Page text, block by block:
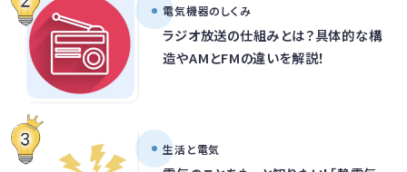
電気機器のしくみ
ラジオ放送の仕組みとは？具体的な構
造やAMとFMの違いを解説！
生活と電気